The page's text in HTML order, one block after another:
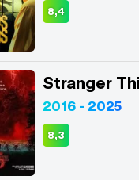
8,4
Stranger
2016 - 2025
8,3